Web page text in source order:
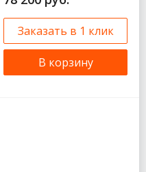
Заказать в 1 клик
В корзину